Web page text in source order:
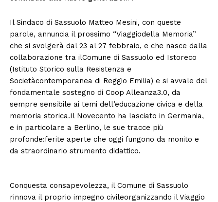
Il Sindaco di Sassuolo Matteo Mesini, con queste
parole, annuncia il prossimo “Viaggiodella Memoria”
che si svolgerà dal 23 al 27 febbraio, e che nasce dalla
collaborazione tra ilComune di Sassuolo ed Istoreco
(Istituto Storico sulla Resistenza e
Societàcontemporanea di Reggio Emilia) e si avvale del
fondamentale sostegno di Coop Alleanza3.0, da
sempre sensibile ai temi dell’educazione civica e della
memoria storica.Il Novecento ha lasciato in Germania,
e in particolare a Berlino, le sue tracce più
profonde:ferite aperte che oggi fungono da monito e
da straordinario strumento didattico.
Conquesta consapevolezza, il Comune di Sassuolo
rinnova il proprio impegno civileorganizzando il Viaggio